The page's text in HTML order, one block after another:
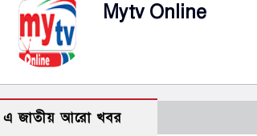
Mytv Online
এ জাতীয় আরো খবর